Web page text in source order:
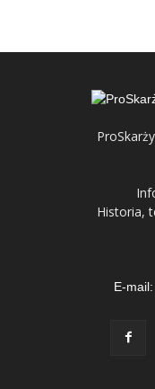
Historia,
E-mail: